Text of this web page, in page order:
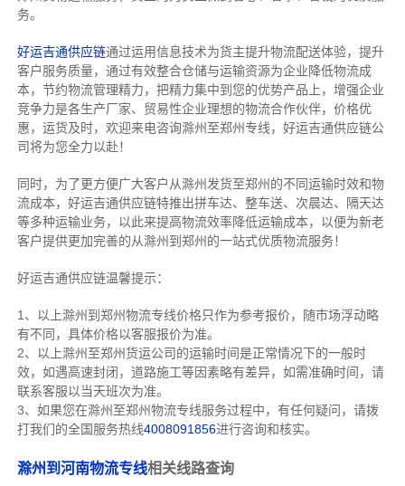
务。
好运吉通供应链通过运用信息技术为货主提升物流配送体验，提升
客户服务质量，通过有效整合仓储与运输资源为企业降低物流成
本，节约物流管理精力，把精力集中到您的优势产品上，增强企业
竞争力是各生产厂家、贸易性企业理想的物流合作伙伴，价格优
惠，运货及时，欢迎来电咨询滁州至郑州专线，好运吉通供应链公
司将为您全力以赴！
同时，为了更方便广大客户从滁州发货至郑州的不同运输时效和物
流成本，好运吉通供应链特推出拼车达、整车送、次晨达、隔天达
等多种运输业务，以此来提高物流效率降低运输成本，以便为新老
客户提供更加完善的从滁州到郑州的一站式优质物流服务！
好运吉通供应链温馨提示：
1、以上滁州到郑州物流专线价格只作为参考报价，随市场浮动略
有不同，具体价格以客服报价为准。
2、以上滁州 至郑州货运公司的运输时间是正常情况下的一般时
效，如遇高速封闭，道路施工等因素略有差异，如需准确时间，请
联系客服以当天班次为准。
3、如果您在滁州 至郑州物流专线服务过程中，有任何疑问，请拨
打我们的全国服务热线4008091856进行咨询和核实。
滁州到河南物流专线相关线路查询